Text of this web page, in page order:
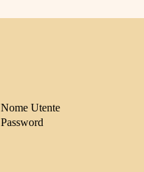
Nome Utente
Password